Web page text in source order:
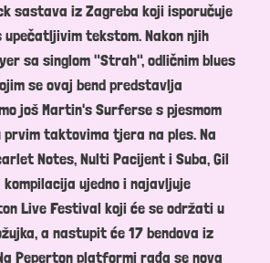
sastava iz Zagreba koji isporučuje
tekstom. Nakon njih
sa singlom "Strah", odličnim blues
se ovaj bend predstavlja
još Martin's Surferse s pjesmom
taktovima tjera na ples. Na
Notes, Nulti Pacijent i Suba, Gil
kompilacija ujedno i najavljuje
Live Festival koji će se održati u
a nastupit će 17 bendova iz
Peperton platformi rađa se nova